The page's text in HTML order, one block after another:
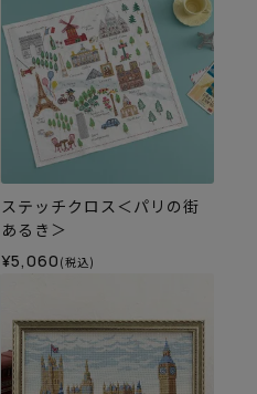
ステッチクロス＜パリの街
あるき＞
¥5,060 (税込)